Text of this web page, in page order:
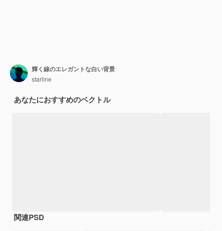
輝く線のエレガントな白い背景
starline
あなたにおすすめのベクトル
関連PSD